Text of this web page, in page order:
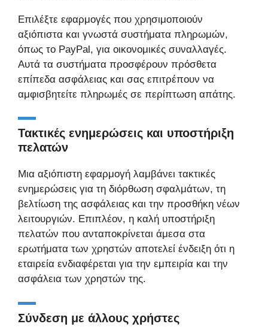
Επιλέξτε εφαρμογές που χρησιμοποιούν
αξιόπιστα και γνωστά συστήματα πληρωμών,
όπως το PayPal, για οικονομικές συναλλαγές.
Αυτά τα συστήματα προσφέρουν πρόσθετα
επίπεδα ασφάλειας και σας επιτρέπουν να
αμφισβητείτε πληρωμές σε περίπτωση απάτης.
Τακτικές ενημερώσεις και υποστήριξη
πελατών
Μια αξιόπιστη εφαρμογή λαμβάνει τακτικές
ενημερώσεις για τη διόρθωση σφαλμάτων, τη
βελτίωση της ασφάλειας και την προσθήκη νέων
λειτουργιών. Επιπλέον, η καλή υποστήριξη
πελατών που ανταποκρίνεται άμεσα στα
ερωτήματα των χρηστών αποτελεί ένδειξη ότι η
εταιρεία ενδιαφέρεται για την εμπειρία και την
ασφάλεια των χρηστών της.
Σύνδεση με άλλους χρήστες